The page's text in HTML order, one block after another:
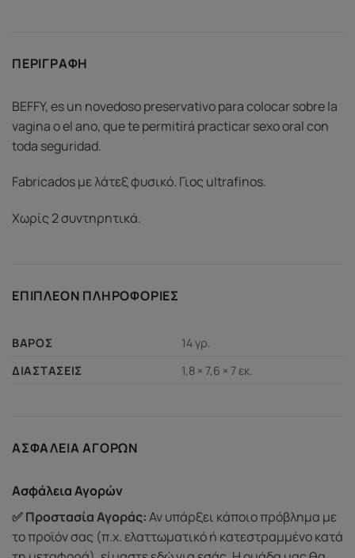
ΠΕΡΙΓΡΑΦΉ
BEFFY, es un novedoso preservativo para colocar sobre la
vagina o el ano, que te permitirá practicar sexo oral con
toda seguridad.
Fabricados με λάτεξ φυσικό. Γιος ultrafinos.
Χωρίς 2 συντηρητικά.
ΕΠΙΠΛΈΟΝ ΠΛΗΡΟΦΟΡΊΕΣ
ΒΆΡΟΣ
14 γρ.
ΔΙΑΣΤΆΣΕΙΣ
1,8 × 7,6 × 7 εκ.
ΑΣΦΆΛΕΙΑ ΑΓΟΡΏΝ
Ασφάλεια Αγορών
✅ Προστασία Αγοράς:Αν υπάρξει κάποιο πρόβλημα με
το προϊόν σας (π.χ. ελαττωματικό ή κατεστραμμένο κατά